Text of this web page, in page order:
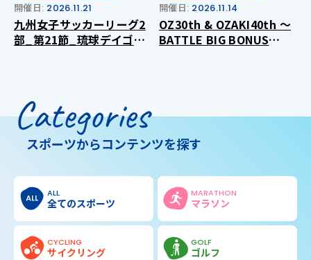
開催日: 2026.11.21
九州女子サッカーリーグ2
部_第21節_琉球デイゴス
開催日: 2026.11.14
OZ30th & OZAKI40th ～
BATTLE BIG BONUS
Categories
スポーツからコンテンツを探す
ALL
全てのスポーツ
MARATHON
マラソン
CYCLING
サイクリング
GOLF
ゴルフ